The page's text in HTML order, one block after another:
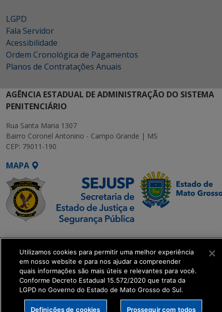
LGPD
Fala Servidor
Acessibilidade
Ordem Cronológica de Pagamentos
Planos de Contratações Anuais
AGÊNCIA ESTADUAL DE ADMINISTRAÇÃO DO SISTEMA
PENITENCIÁRIO
Rua Santa Maria 1307
Bairro Coronel Antonino - Campo Grande | MS
CEP: 79011-190
MAPA
SETDIG | Secretaria-
Executiva de
Transformação Digital
get_footer();
Utilizamos cookies para permitir uma melhor experiência
em nosso website e para nos ajudar a compreender
quais informações são mais úteis e relevantes para você.
Conforme Decreto Estadual 15.572/2020 que trata da
LGPD no Governo do Estado de Mato Grosso do Sul.
Definições de cookies Prosseguir com todos